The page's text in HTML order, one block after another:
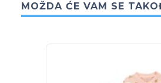
MOŽDA ĆE VAM SE